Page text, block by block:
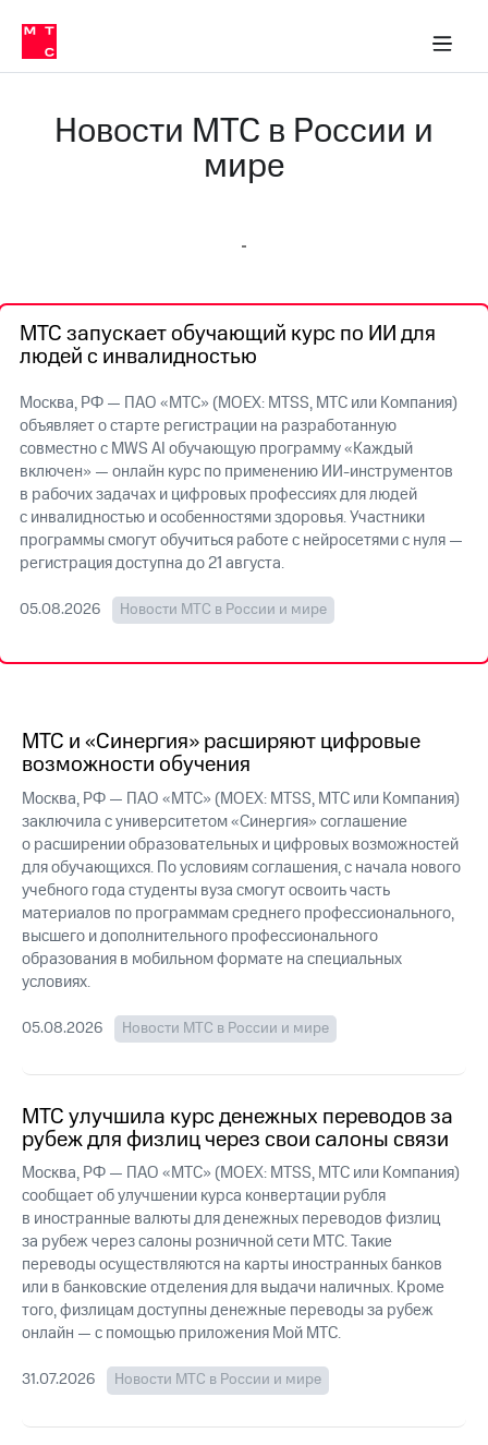
Медиа-центр
и акционерам
Устойчивое развитие
Комплаенс и деловая этика
компании
Правовая
информация
Контакты
Медиа-центр
Пресс-
релизы
МТС
о технологиях
Интервью
Финансовая
Контакты
Новости
в
регионе
и акционерам
Корпоративное
управление
Корпоративный
секретарь
Информация
акционерам
Собрания
акционеров
Личный
кабинет
акционера
Акционерный
капитал
Контроль
и
аудит
Рынок
Описание
Карьера
в МТС
Новости МТС в России и
мире
МТС запускает обучающий курс по ИИ для
людей с инвалидностью
Москва, РФ — ПАО «МТС» (MOEX: MTSS, МТС или Компания)
объявляет о старте регистрации на разработанную
совместно с MWS AI обучающую программу «Каждый
включен» — онлайн курс по применению ИИ-инструментов
в рабочих задачах и цифровых профессиях для людей
с инвалидностью и особенностями здоровья. Участники
программы смогут обучиться работе с нейросетями с нуля —
регистрация доступна до 21 августа.
05.08.2026 Новости МТС в России и мире
МТС и «Синергия» расширяют цифровые
возможности обучения
Москва, РФ — ПАО «МТС» (MOEX: MTSS, МТС или Компания)
заключила с университетом «Синергия» соглашение
о расширении образовательных и цифровых возможностей
для обучающихся. По условиям соглашения, с начала нового
учебного года студенты вуза смогут освоить часть
материалов по программам среднего профессионального,
высшего и дополнительного профессионального
образования в мобильном формате на специальных
условиях.
05.08.2026 Новости МТС в России и мире
МТС улучшила курс денежных переводов за
рубеж для физлиц через свои салоны связи
Москва, РФ — ПАО «МТС» (MOEX: MTSS, МТС или Компания)
сообщает об улучшении курса конвертации рубля
в иностранные валюты для денежных переводов физлиц
за рубеж через салоны розничной сети МТС. Такие
переводы осуществляются на карты иностранных банков
или в банковские отделения для выдачи наличных. Кроме
того, физлицам доступны денежные переводы за рубеж
онлайн — с помощью приложения Мой МТС.
31.07.2026 Новости МТС в России и мире